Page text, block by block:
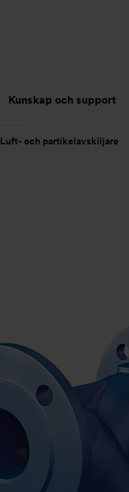
Kunskap och support
Luft- och partikelavskiljare